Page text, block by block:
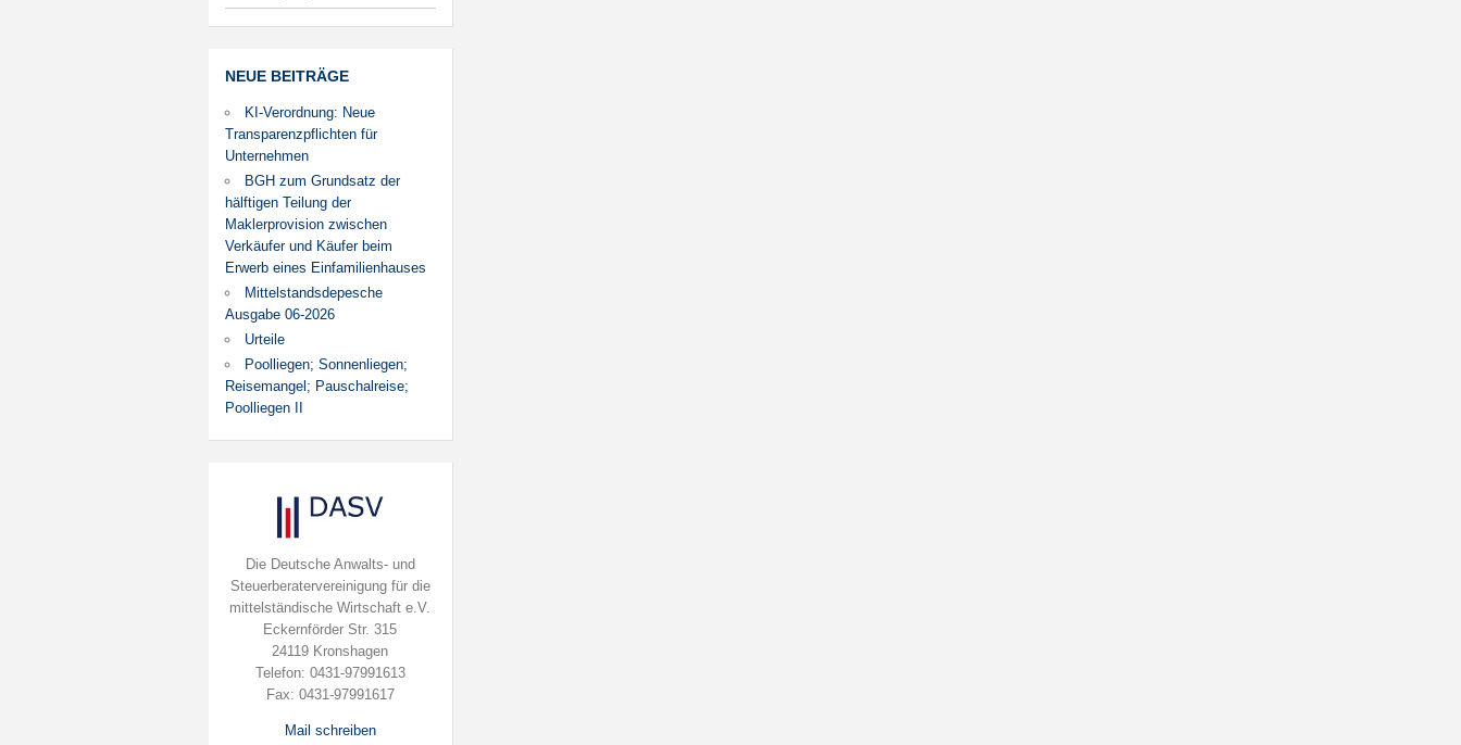
NEUE BEITRÄGE
KI-Verordnung: Neue
Transparenzpflichten für
Unternehmen
BGH zum Grundsatz der
hälftigen Teilung der
Maklerprovision zwischen
Verkäufer und Käufer beim
Erwerb eines Einfamilienhauses
Mittelstandsdepesche
Ausgabe 06-2026
Urteile
Poolliegen; Sonnenliegen;
Reisemangel; Pauschalreise;
Poolliegen II
Die Deutsche Anwalts- und
Steuerberatervereinigung für die
mittelständische Wirtschaft e.V.
Eckernförder Str. 315
24119 Kronshagen
Telefon: 0431-97991613
Fax: 0431-97991617
Mail schreiben